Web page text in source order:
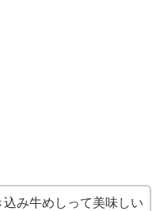
込み牛めしって美味しい